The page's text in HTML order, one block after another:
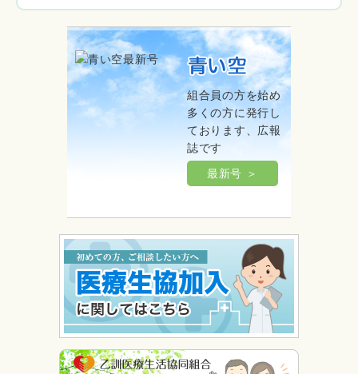
組合員の方を始め
多くの方に発行し
ております、広報
誌です
最新号 ＞